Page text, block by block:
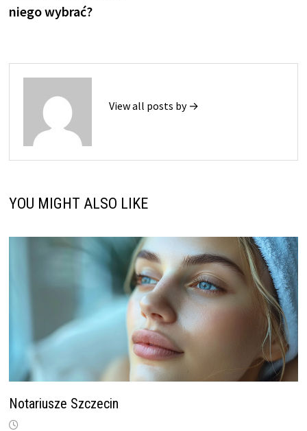
niego wybrać?
View all posts by →
YOU MIGHT ALSO LIKE
Notariusze Szczecin